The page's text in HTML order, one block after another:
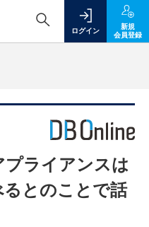
ログイン
新規
会員登録
ライアンスは
とのことで話